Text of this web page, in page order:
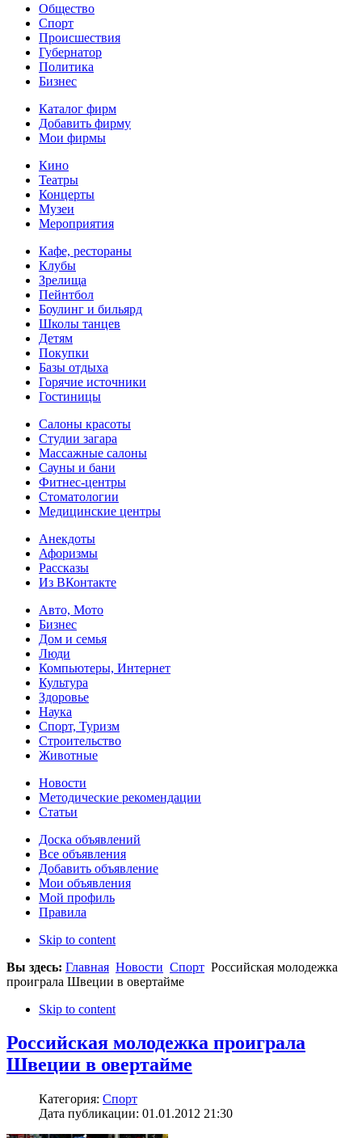
Общество
Спорт
Происшествия
Губернатор
Политика
Бизнес
Каталог фирм
Добавить фирму
Мои фирмы
Кино
Театры
Концерты
Музеи
Мероприятия
Кафе, рестораны
Клубы
Зрелища
Пейнтбол
Боулинг и бильярд
Школы танцев
Детям
Покупки
Базы отдыха
Горячие источники
Гостиницы
Салоны красоты
Студии загара
Массажные салоны
Сауны и бани
Фитнес-центры
Стоматологии
Медицинские центры
Анекдоты
Афоризмы
Рассказы
Из ВКонтакте
Авто, Мото
Бизнес
Дом и семья
Люди
Компьютеры, Интернет
Культура
Здоровье
Наука
Спорт, Туризм
Строительство
Животные
Новости
Методические рекомендации
Статьи
Доска объявлений
Все объявления
Добавить объявление
Мои объявления
Мой профиль
Правила
Skip to content
Вы здесь: Главная Новости Спорт Российская молодежка
проиграла Швеции в овертайме
Skip to content
Российская молодежка проиграла
Швеции в овертайме
Категория: Спорт
Дата публикации: 01.01.2012 21:30